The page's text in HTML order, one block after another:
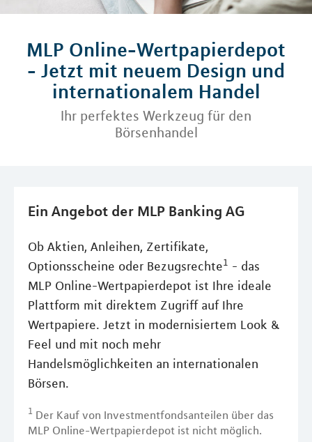
MLP Online-Wertpapierdepot
- Jetzt mit neuem Design und
internationalem Handel
Ihr perfektes Werkzeug für den
Börsenhandel
Ein Angebot der MLP Banking AG
Ob Aktien, Anleihen, Zertifikate,
Optionsscheine oder Bezugsrechte1 - das
MLP Online-Wertpapierdepot ist Ihre ideale
Plattform mit direktem Zugriff auf Ihre
Wertpapiere. Jetzt in modernisiertem Look &
Feel und mit noch mehr
Handelsmöglichkeiten an internationalen
Börsen.
1 Der Kauf von Investmentfondsanteilen über das
MLP Online-Wertpapierdepot ist nicht möglich.